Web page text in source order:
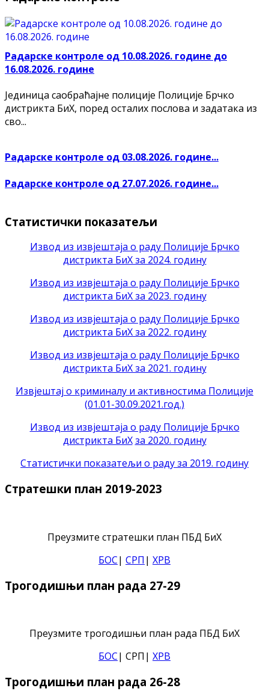
Радарске контроле од 10.08.2026. године до
16.08.2026. године
Јединица саобраћајне полиције Полиције Брчко
дистрикта БиХ, поред осталих послова и задатака из
сво...
Радарске контроле од 03.08.2026. године...
Радарске контроле од 27.07.2026. године...
Статистички показатељи
Извод из извјештаја о раду Полиције Брчко
дистрикта БиХ за 2024. годину
Извод из извјештаја о раду Полиције Брчко
дистрикта БиХ за 2023. годину
Извод из извјештаја о раду Полиције Брчко
дистрикта БиХ за 2022. годину
Извод из извјештаја о раду Полиције Брчко
дистрикта БиХ за 2021. годину
Извјештај о криминалу и активностима Полиције
(01.01-30.09.2021.год.)
Извод из извјештаја о раду Полиције Брчко
дистрикта БиХ за 2020. годину
Статистички показатељи о раду за 2019. годину
Стратешки план 2019-2023
Преузмите стратешки план ПБД БиХ
БОС| СРП | ХРВ
Трогодишњи план рада 27-29
Преузмите трогодишњи план рада ПБД БиХ
БОС| СРП| ХРВ
Трогодишњи план рада 26-28